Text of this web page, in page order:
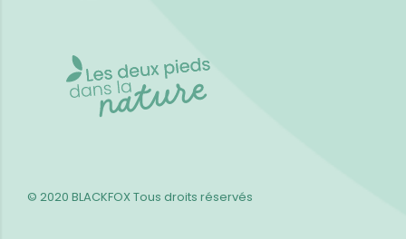
© 2020 BLACKFOXTous droits réservés